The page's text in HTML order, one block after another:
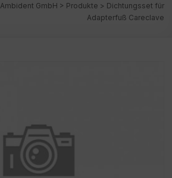
Ambident GmbH > Produkte > Dichtungsset für
Adapterfuß Careclave